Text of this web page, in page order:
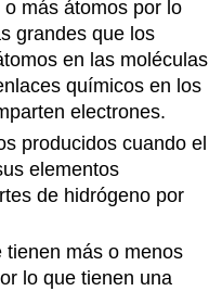
más átomos por lo
grandes que los
en las moléculas
químicos en los
electrones.
producidos cuando el
elementos
de hidrógeno por
tienen más o menos
lo que tienen una